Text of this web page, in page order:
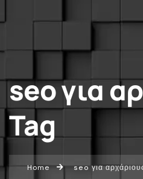
seo για
Tag
Home seo για